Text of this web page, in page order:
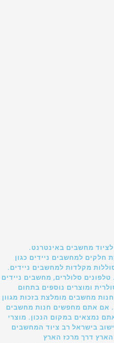
מחשבים באינטרנט.
למחשבים ניידים כגון
מקלדות למחשבים ניידים.
טלפונים סלולרים, מחשבים ניידים
ומוצרים נוספים בתחום
מחשבים מומלצת בזכות מגוון
אם אתם מחפשים חנות מחשבים
נמצאים במקום הנכון. מוצרי
בישראל רב ציוד המחשבים
דרך מרכז הארץ